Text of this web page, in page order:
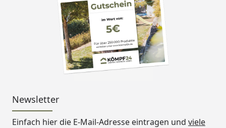
Newsletter
Einfach hier die E-Mail-Adresse eintragen und viele